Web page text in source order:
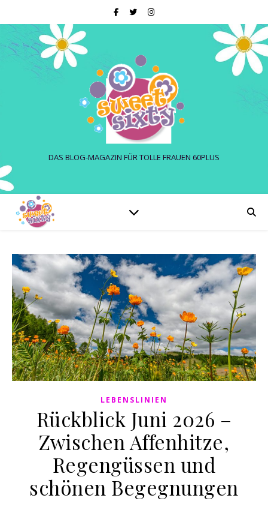
DAS BLOG-MAGAZIN FÜR TOLLE FRAUEN 60PLUS
LEBENSLINIEN
Rückblick Juni 2026 –
Zwischen Affenhitze,
Regengüssen und
schönen Begegnungen